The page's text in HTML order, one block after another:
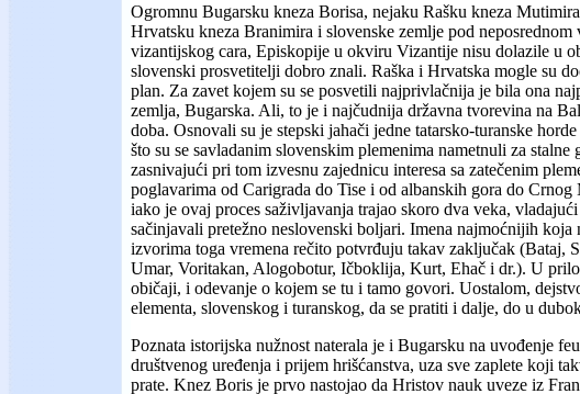
Ogromnu Bugarsku kneza Borisa, nejaku Rašku kneza
Hrvatsku kneza Branimira i slovenske zemlje pod neposrednom
vizantijskog cara, Episkopije u okviru Vizantije nisu dolazile u
slovenski prosvetitelji dobro znali. Raška i Hrvatska mogle su
plan. Za zavet kojem su se posvetili najprivlačnija je bila ona
zemlja, Bugarska. Ali, to je i najčudnija državna tvorevina na
doba. Osnovali su je stepski jahači jedne tatarsko-turanske
što su se savladanim slovenskim plemenima nametnuli za stalne
zasnivajući pri tom izvesnu zajednicu interesa sa zatečenim
poglavarima od Carigrada do Tise i od albanskih gora do Crnog
iako je ovaj proces saživljavanja trajao skoro dva veka,
sačinjavali pretežno neslovenski boljari. Imena najmoćnijih koja
izvorima toga vremena rečito potvrđuju takav zaključak (Bataj,
Umar, Voritakan, Alogobotur, Ičboklija, Kurt, Ehač i dr.). U
običaji, i odevanje o kojem se tu i tamo govori. Uostalom,
elementa, slovenskog i turanskog, da se pratiti i dalje, do u
Poznata istorijska nužnost naterala je i Bugarsku na uvođenje
društvenog uređenja i prijem hrišćanstva, uza sve zaplete koji
prate. Knez Boris je prvo nastojao da Hristov nauk uveze iz